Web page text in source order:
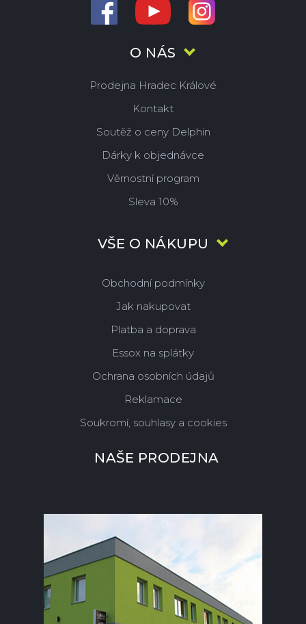
O NÁS
Prodejna Hradec Králové
Kontakt
Soutěž o ceny Delphin
Dárky k objednávce
Věrnostní program
Sleva 10%
VŠE O NÁKUPU
Obchodní podmínky
Jak nakupovat
Platba a doprava
Essox na splátky
Ochrana osobních údajů
Reklamace
Soukromí, souhlasy a cookies
NAŠE PRODEJNA